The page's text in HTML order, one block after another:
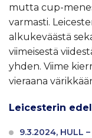
mutta cup-
varmasti.
alkukeväästä
viimeisestä
yhden. Viime
vieraana
Leicesterin
9.3.2024, HULL –